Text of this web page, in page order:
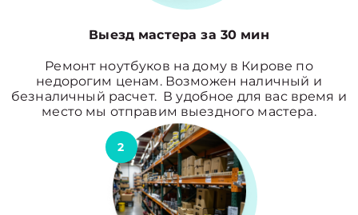
Выезд мастера за 30 мин
Ремонт ноутбуков на дому в Кирове по
недорогим ценам. Возможен наличный и
безналичный расчет. В удобное для вас время и
место мы отправим выездного мастера.
2